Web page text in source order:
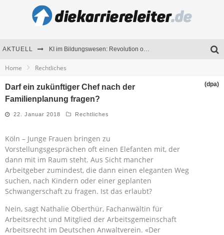
AKTUELL KI im Bildungswesen: Revolution oder Risiko für Schulen und Universitäten?
Home Rechtliches
Darf ein zukünftiger Chef nach der
Familienplanung fragen?
(dpa)
22. Januar 2018 Rechtliches
Köln – Junge Frauen bringen zu
Vorstellungsgesprächen oft einen Elefanten mit, der
dann mit im Raum steht. Aus Sicht mancher
Arbeitgeber zumindest, die dann einen eleganten Weg
suchen, nach Kindern oder einer geplanten
Schwangerschaft zu fragen. Ist das erlaubt?
Nein, sagt Nathalie Oberthür, Fachanwältin für
Arbeitsrecht und Mitglied der Arbeitsgemeinschaft
Arbeitsrecht im Deutschen Anwaltverein. «Der